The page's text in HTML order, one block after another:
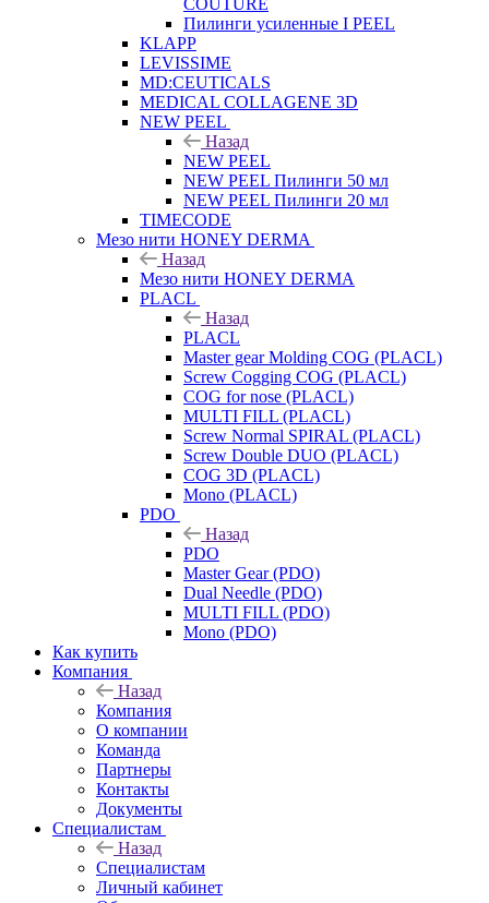
COUTURE
Пилинги усиленные I PEEL
KLAPP
LEVISSIME
MD:CEUTICALS
MEDICAL COLLAGENE 3D
NEW PEEL
Назад
NEW PEEL
NEW PEEL Пилинги 50 мл
NEW PEEL Пилинги 20 мл
TIMECODE
Мезо нити HONEY DERMA
Назад
Мезо нити HONEY DERMA
PLACL
Назад
PLACL
Master gear Molding COG (PLACL)
Screw Cogging COG (PLACL)
COG for nose (PLACL)
MULTI FILL (PLACL)
Screw Normal SPIRAL (PLACL)
Screw Double DUO (PLACL)
COG 3D (PLACL)
Mono (PLACL)
PDO
Назад
PDO
Master Gear (PDO)
Dual Needle (PDO)
MULTI FILL (PDO)
Mono (PDO)
Как купить
Компания
Назад
Компания
О компании
Команда
Партнеры
Контакты
Документы
Специалистам
Назад
Специалистам
Личный кабинет